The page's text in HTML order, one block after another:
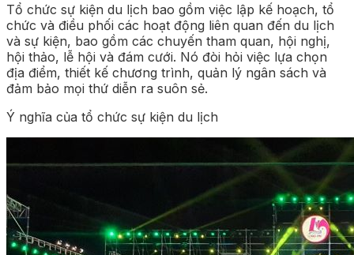
Tổ chức sự kiện du lịch bao gồm việc lập kế hoạch, tổ
chức và điều phối các hoạt động liên quan đến du lịch
và sự kiện, bao gồm các chuyến tham quan, hội nghị,
hội thảo, lễ hội và đám cưới. Nó đòi hỏi việc lựa chọn
địa điểm, thiết kế chương trình, quản lý ngân sách và
đảm bảo mọi thứ diễn ra suôn sẻ.
Ý nghĩa của tổ chức sự kiện du lịch